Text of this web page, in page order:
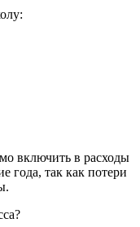
включить в расходы
года, так как потери